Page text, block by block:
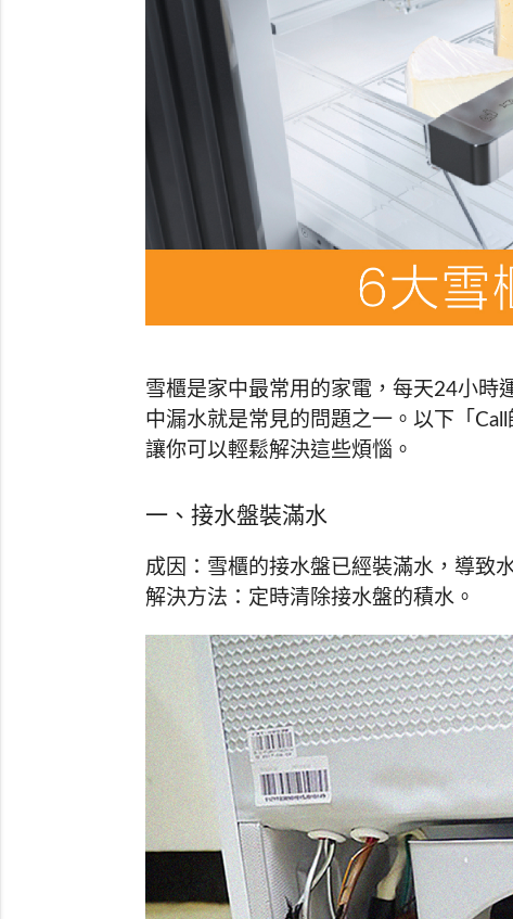
雪櫃是家中最常用的家電，每天24小時
中漏水就是常見的問題之一。以下「
讓你可以輕鬆解決這些煩惱。
一、接水盤裝滿水
成因：雪櫃的接水盤已經裝滿水，導致
解決方法：定時清除接水盤的積水。